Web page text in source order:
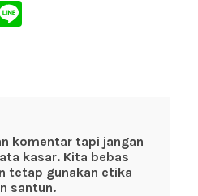
komentar tapi jangan
kasar. Kita bebas
tetap gunakan etika
santun.